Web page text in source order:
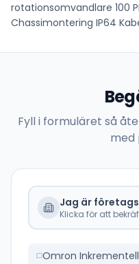
rotationsomvandlare 100
Chassimontering IP64
Fyll i formuläret så
med
Jag är
Klicka för att